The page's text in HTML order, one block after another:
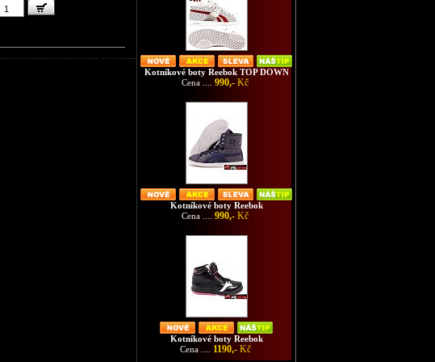
kotníková obuv značky Reebok
Kotníkové boty Reebok TOP DOWN
Cena .... 990,- Kč
Kotníkové boty Reebok
Cena .... 990,- Kč
Kotníkové boty Reebok
Cena ....
1190,-Kč